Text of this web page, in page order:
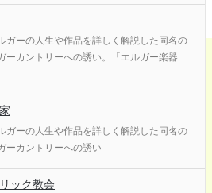
ガーの人生や作品を詳しく解説した同名の
ーカントリーへの誘い。「エルガー楽器
ガーの人生や作品を詳しく解説した同名の
ーカントリーへの誘い
ック教会